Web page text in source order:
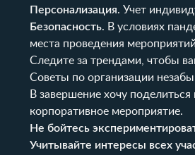
Персонализация. Учет
Безопасность. В условиях
места проведения
Следите за трендами, чтобы
Советы по организации
В завершение хочу
корпоративное мероприятие.
Не бойтесь
Учитывайте интересы всех